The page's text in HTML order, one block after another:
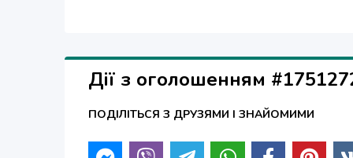
Дії з оголошенням
ПОДІЛІТЬСЯ З ДРУЗЯМИ І ЗНАЙОМИМИ